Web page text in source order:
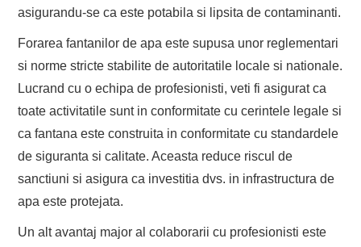
asigurandu-se ca este potabila si lipsita de contaminanti.
Forarea fantanilor de apa este supusa unor reglementari
si norme stricte stabilite de autoritatile locale si nationale.
Lucrand cu o echipa de profesionisti, veti fi asigurat ca
toate activitatile sunt in conformitate cu cerintele legale si
ca fantana este construita in conformitate cu standardele
de siguranta si calitate. Aceasta reduce riscul de
sanctiuni si asigura ca investitia dvs. in infrastructura de
apa este protejata.
Un alt avantaj major al colaborarii cu profesionisti este